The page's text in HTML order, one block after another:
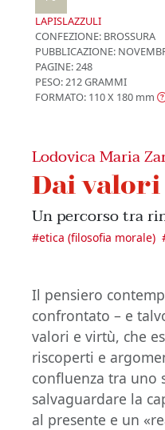
LAPISLAZZULI
CONFEZIONE: BROSSURA
PUBBLICAZIONE:
PAGINE: 248
PESO: 212 GRAMMI
FORMATO: 110 X 180 mm
Lodovica Maria
Dai
Un percorso tra
#etica (filosofia morale)
Il pensiero
confrontato – e
valori e virtù, che
riscoperti e
confluenza tra uno
salvaguardare la
al presente e un